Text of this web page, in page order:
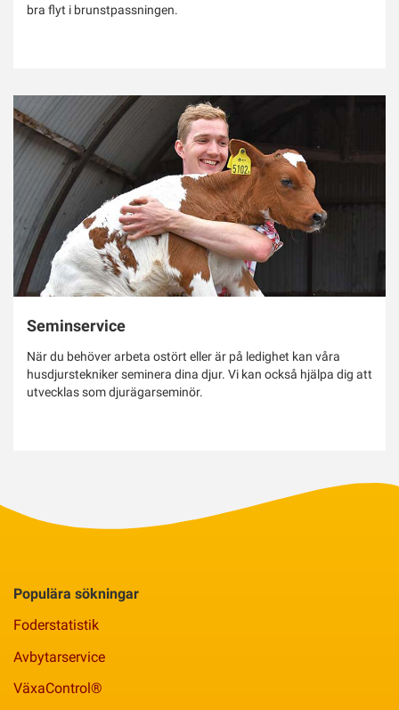
bra flyt i brunstpassningen.
Seminservice
När du behöver arbeta ostört eller är på ledighet kan våra
husdjurstekniker seminera dina djur. Vi kan också hjälpa dig att
utvecklas som djurägarseminör.
Populära sökningar
Foderstatistik
Avbytarservice
VäxaControl®